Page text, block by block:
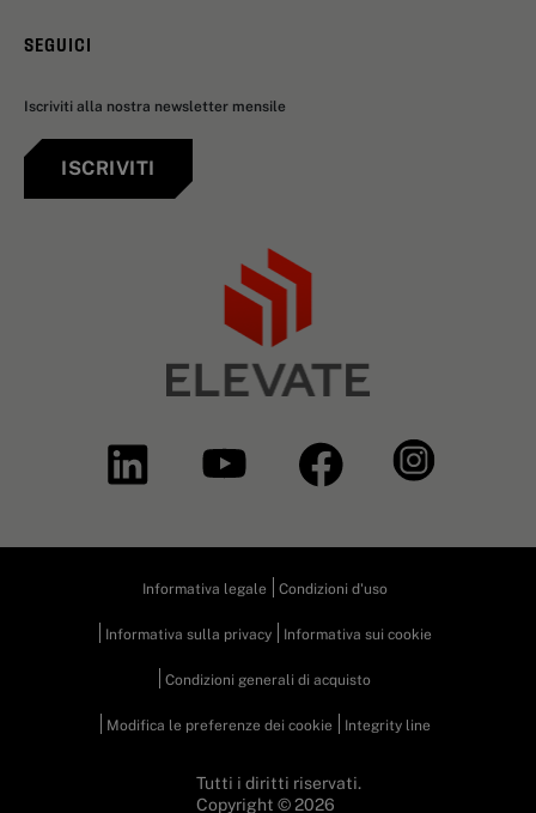
SEGUICI
Iscriviti alla nostra newsletter mensile
ISCRIVITI
Informativa legale Condizioni d'uso
Informativa sulla privacy Informativa sui cookie
Condizioni generali di acquisto
Modifica le preferenze dei cookie Integrity line
Tutti i diritti riservati.
Copyright © 2026